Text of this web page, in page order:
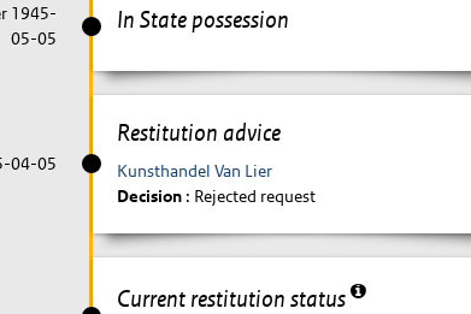
In State possession
1945-
05-05
Restitution advice
04-05
Kunsthandel Van Lier
Decision : Rejected request
Current restitution status